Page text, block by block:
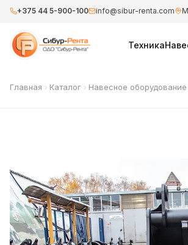
+375 44 5-900-100 info@sibur-renta.com
Техника
Главная Каталог Навесное оборудование